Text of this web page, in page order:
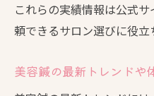
これらの実績情報は公式
頼できるサロン選びに役立
美容鍼の最新トレンドや